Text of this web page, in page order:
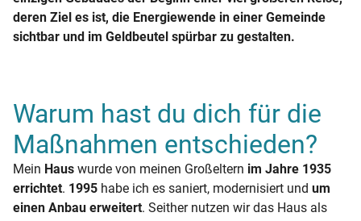
deren Ziel es ist, die Energiewende in einer Gemeinde
sichtbar und im Geldbeutel spürbar zu gestalten.
Warum hast du dich für die
Maßnahmen entschieden?
Mein Haus wurde von meinen Großeltern im Jahre 1935
errichtet. 1995 habe ich es saniert, modernisiert und um
einen Anbau erweitert. Seither nutzen wir das Haus als